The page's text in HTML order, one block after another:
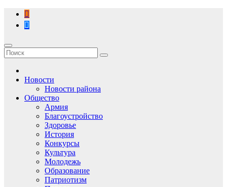
Перейти
содержимому
Новости
Новости района
Общество
Армия
Благоустройство
Здоровье
История
Конкурсы
Культура
Молодежь
Образование
Патриотизм